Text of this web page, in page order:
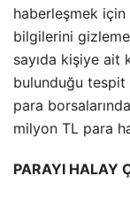
haberleşmek
bilgilerini
sayıda kişiye ait
bulunduğu
para
milyon TL para
PARAYI HALAY